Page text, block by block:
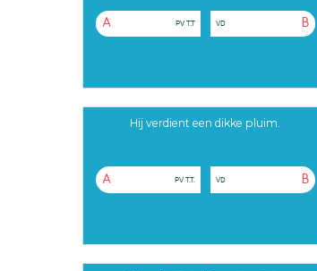
A PV T.T B
VD
Hij verdient een dikke pluim.
A PV T.T. B
VD